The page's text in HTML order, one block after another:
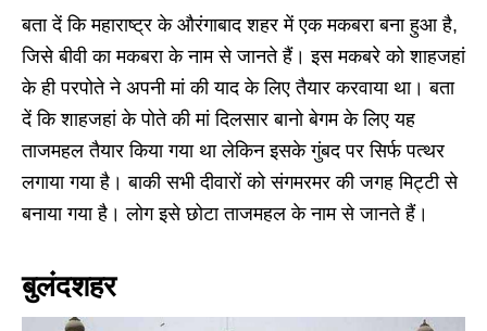
बता दें कि महाराष्ट्र के औरंगाबाद शहर में एक मकबरा बना हुआ है,
जिसे बीवी का मकबरा के नाम से जानते हैं। इस मकबरे को शाहजहां
के ही परपोते ने अपनी मां की याद के लिए तैयार करवाया था। बता
दें कि शाहजहां के पोते की मां दिलसार बानो बेगम के लिए यह
ताजमहल तैयार किया गया था लेकिन इसके गुंबद पर सिर्फ पत्थर
लगाया गया है। बाकी सभी दीवारों को संगमरमर की जगह मिट्टी से
बनाया गया है। लोग इसे छोटा ताजमहल के नाम से जानते हैं।
बुलंदशहर